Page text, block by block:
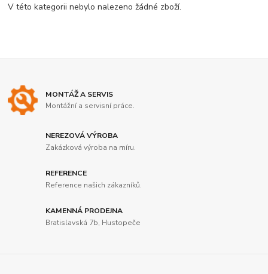
V této kategorii nebylo nalezeno žádné zboží.
MONTÁŽ A SERVIS
Montážní a servisní práce.
NEREZOVÁ VÝROBA
Zakázková výroba na míru.
REFERENCE
Reference našich zákazníků.
KAMENNÁ PRODEJNA
Bratislavská 7b, Hustopeče